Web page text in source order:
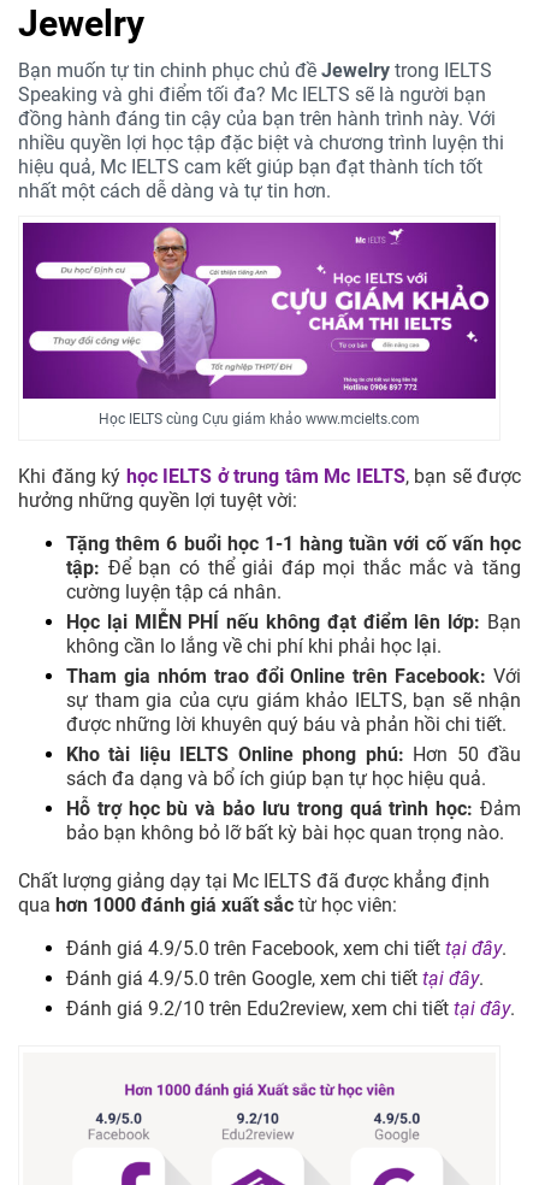
Jewelry
Bạn muốn tự tin chinh phục chủ đề Jewelry trong IELTS
Speaking và ghi điểm tối đa? Mc IELTS sẽ là người bạn
đồng hành đáng tin cậy của bạn trên hành trình này. Với
nhiều quyền lợi học tập đặc biệt và chương trình luyện thi
hiệu quả, Mc IELTS cam kết giúp bạn đạt thành tích tốt
nhất một cách dễ dàng và tự tin hơn.
Học IELTS cùng Cựu giám khảo www.mcielts.com
Khi đăng ký học IELTS ở trung tâm Mc IELTS, bạn sẽ được
hưởng những quyền lợi tuyệt vời:
Tặng thêm 6 buổi học 1-1 hàng tuần với cố vấn học
tập: Để bạn có thể giải đáp mọi thắc mắc và tăng
cường luyện tập cá nhân.
Học lại MIỄN PHÍ nếu không đạt điểm lên lớp: Bạn
không cần lo lắng về chi phí khi phải học lại.
Tham gia nhóm trao đổi Online trên Facebook: Với
sự tham gia của cựu giám khảo IELTS, bạn sẽ nhận
được những lời khuyên quý báu và phản hồi chi tiết.
Kho tài liệu IELTS Online phong phú: Hơn 50 đầu
sách đa dạng và bổ ích giúp bạn tự học hiệu quả.
Hỗ trợ học bù và bảo lưu trong quá trình học: Đảm
bảo bạn không bỏ lỡ bất kỳ bài học quan trọng nào.
Chất lượng giảng dạy tại Mc IELTS đã được khẳng định
qua hơn 1000 đánh giá xuất sắc từ học viên:
Đánh giá 4.9/5.0 trên Facebook, xem chi tiết tại đây.
Đánh giá 4.9/5.0 trên Google, xem chi tiết tại đây.
Đánh giá 9.2/10 trên Edu2review, xem chi tiết tại đây.